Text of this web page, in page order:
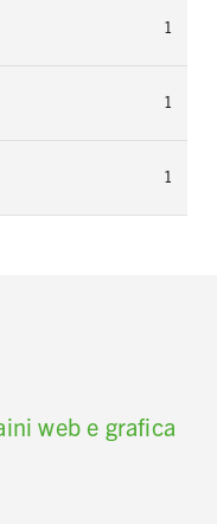
1
1
1
web e grafica